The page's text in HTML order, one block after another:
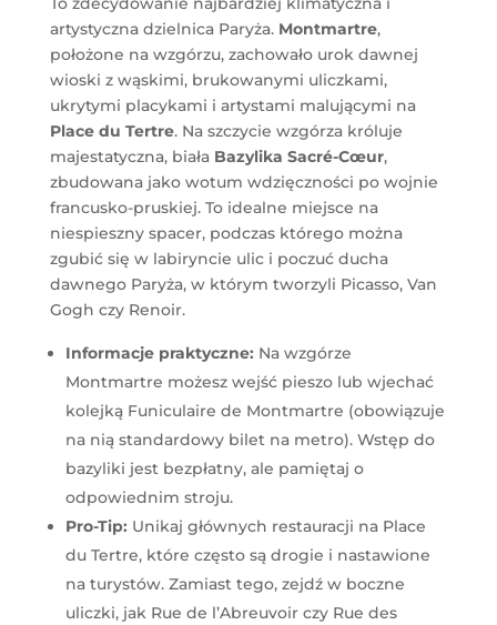
artystyczna dzielnica Paryża. Montmartre,
położone na wzgórzu, zachowało urok dawnej
wioski z wąskimi, brukowanymi uliczkami,
ukrytymi placykami i artystami malującymi na
Place du Tertre. Na szczycie wzgórza króluje
majestatyczna, biała Bazylika Sacré-Cœur,
zbudowana jako wotum wdzięczności po wojnie
francusko-pruskiej. To idealne miejsce na
niespieszny spacer, podczas którego można
zgubić się w labiryncie ulic i poczuć ducha
dawnego Paryża, w którym tworzyli Picasso, Van
Gogh czy Renoir.
Informacje praktyczne: Na wzgórze
Montmartre możesz wejść pieszo lub wjechać
kolejką Funiculaire de Montmartre (obowiązuje
na nią standardowy bilet na metro). Wstęp do
bazyliki jest bezpłatny, ale pamiętaj o
odpowiednim stroju.
Pro-Tip: Unikaj głównych restauracji na Place
du Tertre, które często są drogie i nastawione
na turystów. Zamiast tego, zejdź w boczne
uliczki, jak Rue de l’Abreuvoir czy Rue des